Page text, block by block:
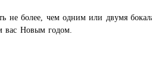
не более, чем одним или двумя
вас Новым годом.